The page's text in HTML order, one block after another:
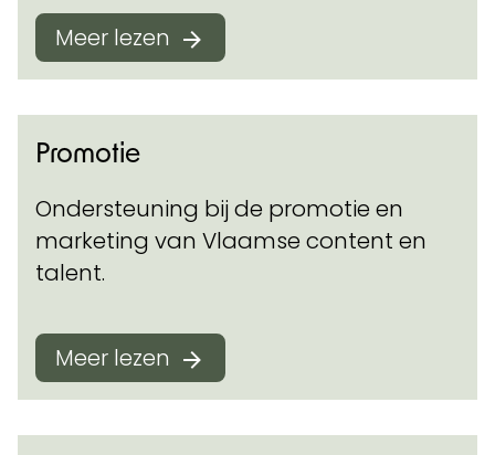
Meer lezen
Promotie
Ondersteuning bij de promotie en
marketing van Vlaamse content en
talent.
Meer lezen